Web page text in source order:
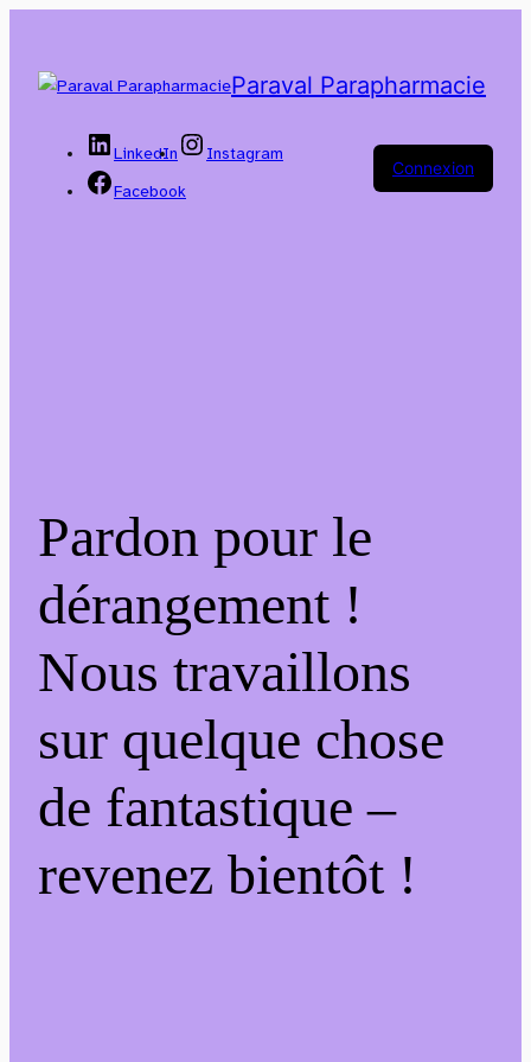
Paraval Parapharmacie
LinkedIn
Instagram
Facebook
Connexion
Pardon pour le
dérangement !
Nous travaillons
sur quelque chose
de fantastique –
revenez bientôt !